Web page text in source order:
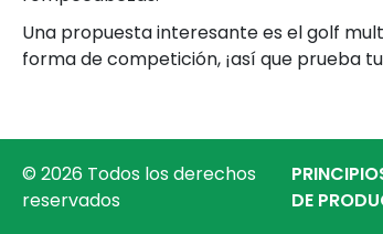
Una propuesta interesante es el golf
forma de competición, ¡así que prueba
© 2026 Todos los derechos
reservados
DE